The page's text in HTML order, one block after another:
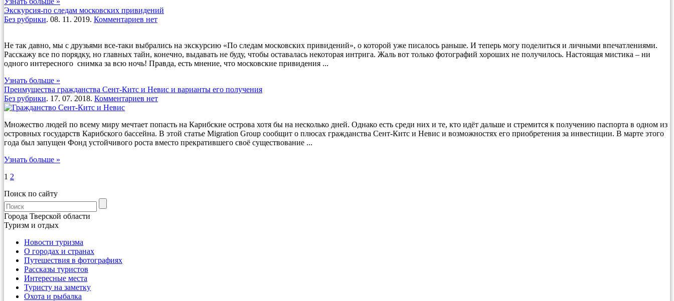
Экскурсия-по следам московских привидений
Без рубрики. 08. 11. 2019. Комментариев нет
Не так давно, мы с друзьями все-таки выбрались на экскурсию «По следам московских привидений», о которой уже писалось раньше. И теперь могу поделиться и личными впечатлениями.
Расскажу все по порядку, но главных тайн, конечно, выдавать не буду, чтобы оставалась некоторая интрига. Жаль вот только фотографий хороших не получилось. Настоящая мистика – ни
одного интересного снимка за всю ночь! Правда, есть мнение, что московские привидения ...
Узнать больше »
Преимущества гражданства Сент-Китс и Невис и варианты его получения
Без рубрики. 17. 07. 2018. Комментариев нет
Множество людей по всему миру мечтает попасть на Карибские острова хотя бы на несколько дней. Однако есть среди них и те, кто идёт дальше и стремится к получению паспорта в одном из
островных государств Карибского бассейна. В этой статье Migration Group сообщит о плюсах гражданства Сент-Китс и Невис и возможностях его приобретения за инвестиции. В марте этого
года был запущен Фонд устойчивого роста вместо прекратившего своё существование ...
Узнать больше »
1 2
Поиск по сайту
Города Тверской области
Туризм и отдых
Новости туризма
О городах и странах
Путешествия в фотографиях
Рассказы туристов
Интересные места
Туристу на заметку
Охота и рыбалка